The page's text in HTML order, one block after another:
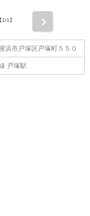
1/1】
浜市戸塚区戸塚町５５０
戸塚駅